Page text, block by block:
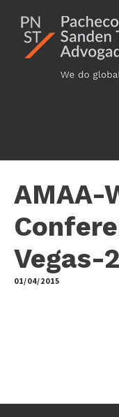
content
Additional
menu
AMAA-
Vegas-2
01/04/2015